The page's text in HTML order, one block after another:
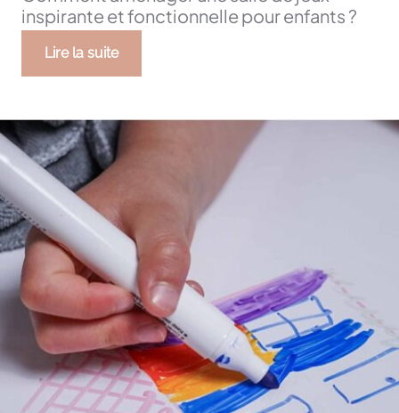
inspirante et fonctionnelle pour enfants ?
Lire la suite